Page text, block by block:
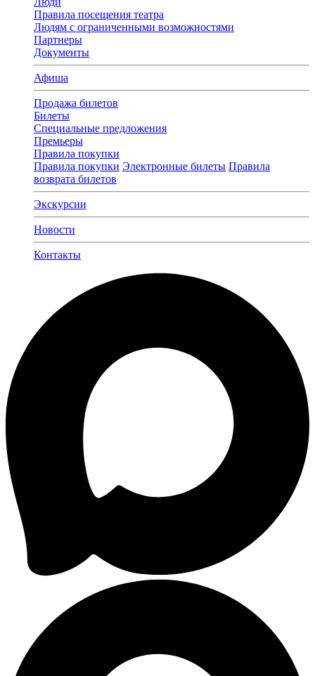
Правила посещения театра
Людям с ограниченными возможностями
Партнеры
Документы
Афиша
Продажа билетов
Билеты
Специальные предложения
Премьеры
Правила покупки
Правила покупки Электронные билеты Правила
возврата билетов
Экскурсии
Новости
Контакты